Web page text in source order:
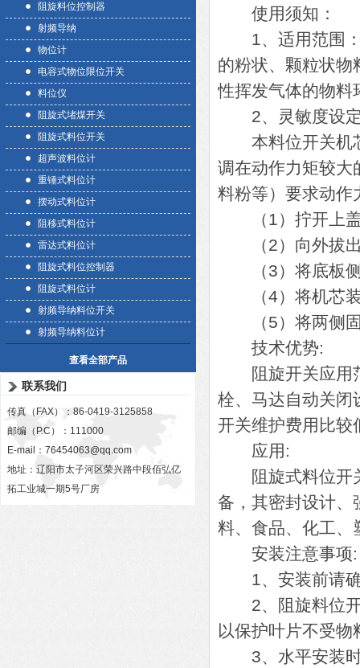
阻旋料位控制器
射频导纳
物位计
电容式物位限位开关
料位仪
阻旋式堵煤开关
阻旋式料位开关
超声波料位计
重锤式料位计
摆动式料位计
阻移式料位计
雷达式料位计
阻旋式料位控制器
阻旋式料位计
射频导纳料位开关
射频导纳料位计
查看全部产品
联系我们
传真（FAX）：86-0419-3125858
邮编（P.C）：111000
E-mail： 76454063@qq.com
地址：辽阳市太子河区荣兴路中段佰弘亿
拓工业城一期5号厂房
使用须知：
1、适用范围：
的粉状、颗粒状物
性挥发气体的物料
2、灵敏度设
本料位开关机芯
调在动作力矩较大
料粉等）要求动作
（1）拧开上盖
（2）向外拔出
（3）将底板侧
（4）将机芯装
（5）将两侧固
技术优势:
阻旋开关应用范
栓、马达自动关闭
开关维护费用比
应用:
阻旋式料位开关
备，其密封设计、
料、食品、化工、
安装注意事项:
1、安装前请确
2、阻旋料位开
以保护叶片不受物
3、水平安装时